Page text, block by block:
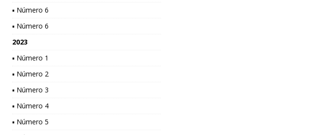
▪ Número 6
▪ Número 6
2023
▪ Número 1
▪ Número 2
▪ Número 3
▪ Número 4
▪ Número 5